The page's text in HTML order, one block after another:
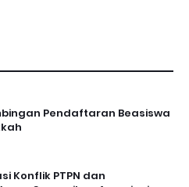
Pendaftaran Beasiswa
Konflik PTPN dan